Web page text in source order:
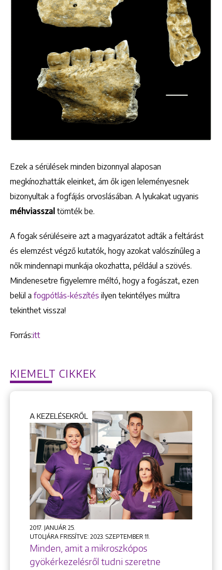
+36 1 222 7250
1148 Budapest, Örs vezér tere 2.
Keresés
Ezek a sérülések minden bizonnyal alaposan
megkínozhatták eleinket, ám ők igen leleményesnek
bizonyultak a fogfájás orvoslásában. A lyukakat ugyanis
méhviasszal tömték be.
A fogak sérüléseire azt a magyarázatot adták a feltárást
és elemzést végző kutatók, hogy azokat valószínűleg a
nők mindennapi munkája okozhatta, például a szövés.
Mindenesetre figyelemre méltó, hogy a fogászat, ezen
belül a fogpótlás-készítés ilyen tekintélyes múltra
tekinthet vissza!
Forrás:itt
KIEMELT CIKKEK
A KEZELÉSEKRŐL
2017. JANUÁR 25.
UTOLJÁRA FRISSÍTVE: 2023. SZEPTEMBER 11.
Minden, amit a mikroszkópos
gyökérkezelésről tudni szeretne